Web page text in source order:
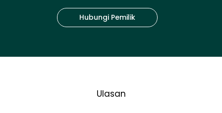
Hubungi Pemilik
Ulasan